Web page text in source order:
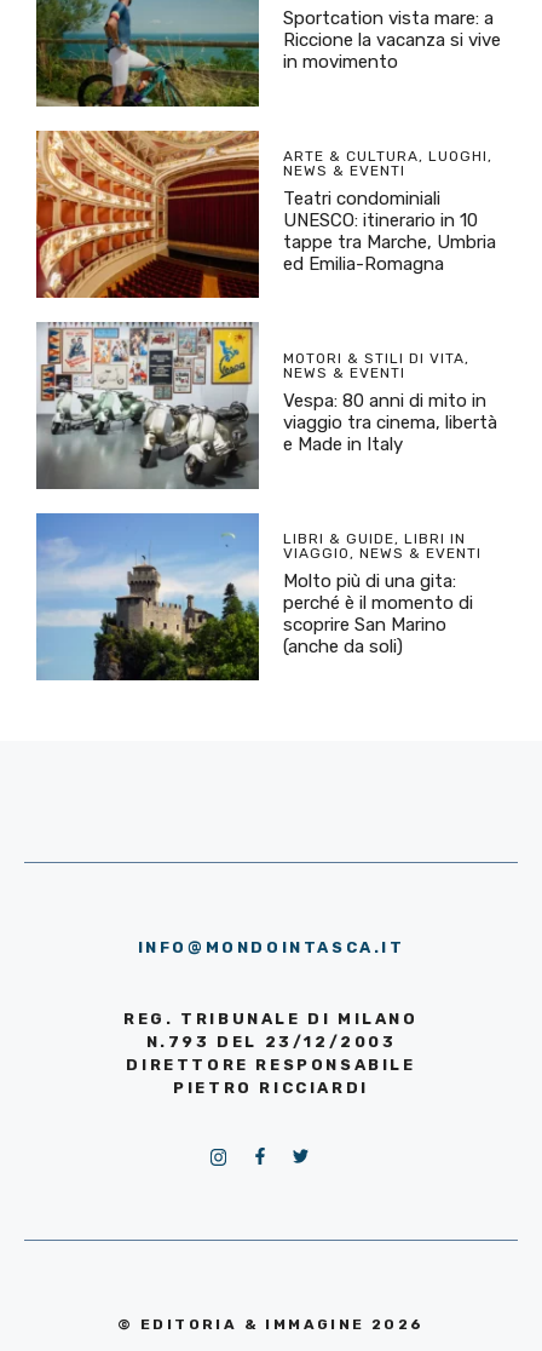
Sportcation vista mare: a
Riccione la vacanza si vive
in movimento
ARTE & CULTURA, LUOGHI,
NEWS & EVENTI
Teatri condominiali
UNESCO: itinerario in 10
tappe tra Marche, Umbria
ed Emilia-Romagna
MOTORI & STILI DI VITA,
NEWS & EVENTI
Vespa: 80 anni di mito in
viaggio tra cinema, libertà
e Made in Italy
LIBRI & GUIDE, LIBRI IN
VIAGGIO, NEWS & EVENTI
Molto più di una gita:
perché è il momento di
scoprire San Marino
(anche da soli)
INFO@MONDOINTASCA.IT
REG. TRIBUNALE DI MILANO
N.793 DEL 23/12/2003
DIRETTORE RESPONSABILE
PIETRO RICCIARDI
© EDITORIA & IMMAGINE 2026